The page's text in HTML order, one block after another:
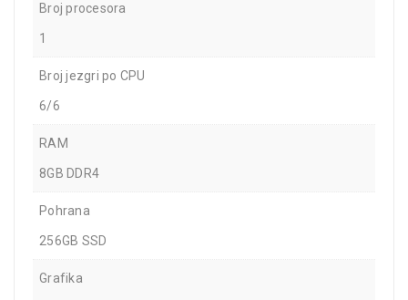
Broj procesora
1
Broj jezgri po CPU
6/6
RAM
8GB DDR4
Pohrana
256GB SSD
Grafika